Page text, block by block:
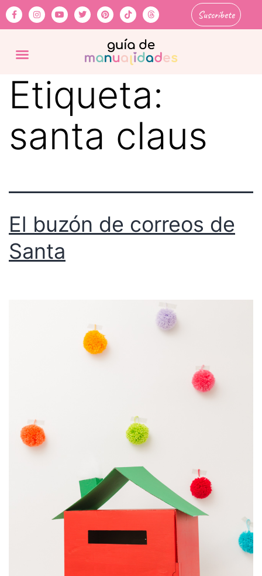
Suscríbete
Etiqueta:
santa claus
El buzón de correos de
Santa